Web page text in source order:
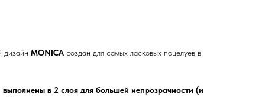
дизайн MONICA создан для самых ласковых поцелуев в
в 2 слоя для большей непрозрачности (и